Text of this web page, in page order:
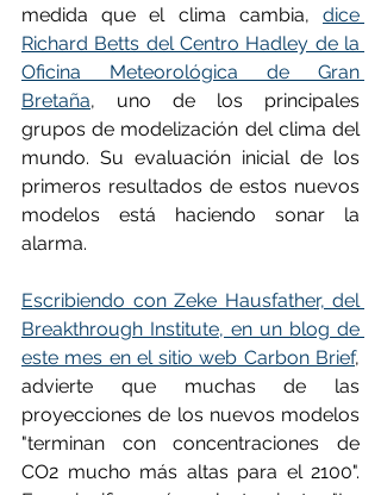
medida que el clima cambia, dice
Richard Betts del Centro Hadley de la
Oficina Meteorológica de Gran
Bretaña, uno de los principales
grupos de modelización del clima del
mundo. Su evaluación inicial de los
primeros resultados de estos nuevos
modelos está haciendo sonar la
alarma.
Escribiendo con Zeke Hausfather, del
Breakthrough Institute, en un blog de
este mes en el sitio web Carbon Brief,
advierte que muchas de las
proyecciones de los nuevos modelos
"terminan con concentraciones de
CO2 mucho más altas para el 2100".